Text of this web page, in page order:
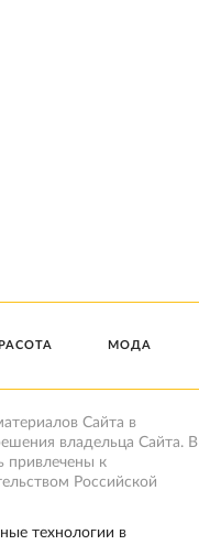
МОДА
Сайта в
владельца Сайта. В
привлечены к
Российской
технологии в